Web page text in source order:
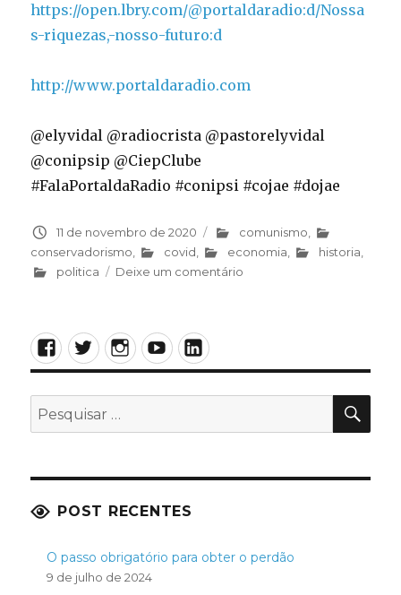
https://open.lbry.com/@portaldaradio:d/Nossa
s-riquezas,-nosso-futuro:d
http://www.portaldaradio.com
@elyvidal @radiocrista @pastorelyvidal
@conipsip @CiepClube
#FalaPortaldaRadio #conipsi #cojae #dojae
Publicado
em
11 de novembro de 2020 Categorias
comunismo
conservadorismo
covid economia historia
politica
Deixe um comentário
Facebook
TwitterInstagram
YouTubeLinkedIn
Pesquisar
POST RECENTES
O passo obrigatório para obter o perdão
9 de julho de 2024